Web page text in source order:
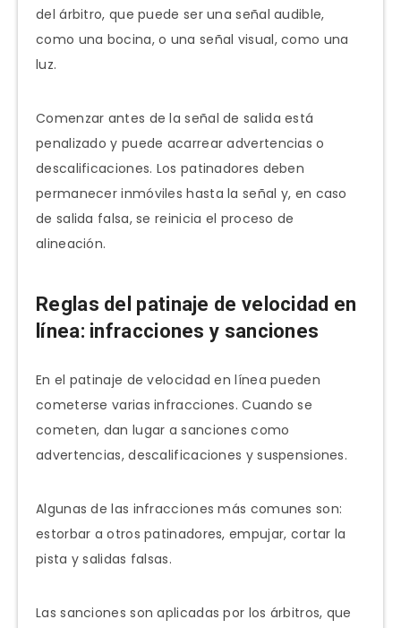
del árbitro, que puede ser una señal audible,
como una bocina, o una señal visual, como una
luz.
Comenzar antes de la señal de salida está
penalizado y puede acarrear advertencias o
descalificaciones. Los patinadores deben
permanecer inmóviles hasta la señal y, en caso
de salida falsa, se reinicia el proceso de
alineación.
Reglas del patinaje de velocidad en
línea: infracciones y sanciones
En el patinaje de velocidad en línea pueden
cometerse varias infracciones. Cuando se
cometen, dan lugar a sanciones como
advertencias, descalificaciones y suspensiones.
Algunas de las infracciones más comunes son:
estorbar a otros patinadores, empujar, cortar la
pista y salidas falsas.
Las sanciones son aplicadas por los árbitros, que